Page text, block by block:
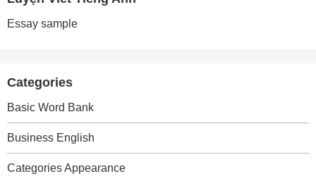
Essay sample
Categories
Basic Word Bank
Business English
Categories Appearance